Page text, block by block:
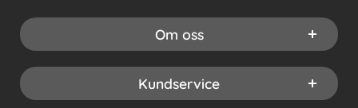
Om oss
Kundservice